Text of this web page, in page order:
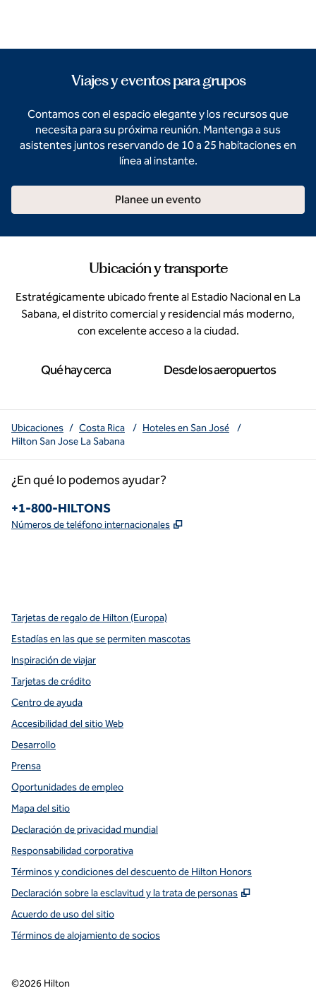
Viajes y eventos para grupos
Contamos con el espacio elegante y los recursos que
necesita para su próxima reunión. Mantenga a sus
asistentes juntos reservando de 10 a 25 habitaciones en
línea al instante.
Planee un evento
Ubicación y transporte
Estratégicamente ubicado frente al Estadio Nacional en La
Sabana, el distrito comercial y residencial más moderno,
con excelente acceso a la ciudad.
Qué hay cerca Desde los aeropuertos
Ubicaciones / Costa Rica / Hoteles en San José
/
Hilton San Jose La Sabana
¿En qué lo podemos ayudar?
Teléfono:
+1-800-HILTONS
Números de teléfono internacionales ,
Tarjetas de regalo de Hilton (Europa)
Estadías en las que se permiten mascotas
Inspiración de viajar
Tarjetas de crédito
Centro de ayuda
Accesibilidad del sitio Web
Desarrollo
Prensa
Oportunidades de empleo
Mapa del sitio
Declaración de privacidad mundial
Responsabilidad corporativa
Términos y condiciones del descuento de Hilton Honors
Declaración sobre la esclavitud y la trata de personas
,
Acuerdo de uso del sitio
Términos de alojamiento de socios
©2026 Hilton